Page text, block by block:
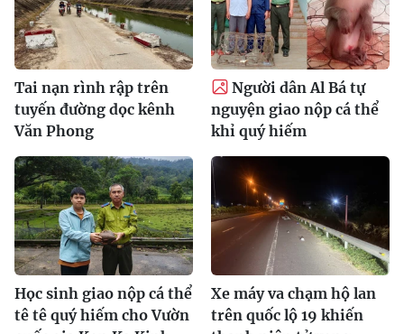
Tai nạn rình rập trên
tuyến đường dọc kênh
Văn Phong
Người dân Al Bá tự
nguyện giao nộp cá thể
khỉ quý hiếm
Học sinh giao nộp cá thể
tê tê quý hiếm cho Vườn
Xe máy va chạm hộ lan
trên quốc lộ 19 khiến